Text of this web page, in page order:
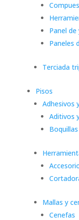
Panel
Paneles
Terciada
Pisos
Adhesivos
Aditivos
Boquillas
Mallas y
Cenefas